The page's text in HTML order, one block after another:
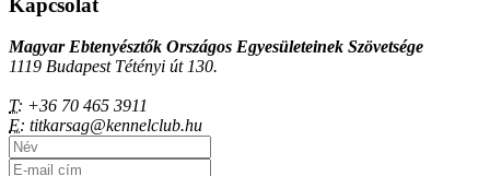
Magyar Ebtenyésztők Országos Egyesületeinek Szövetsége
1119 Budapest Tétényi út 130.
T: +36 70 465 3911
E: titkarsag@kennelclub.hu